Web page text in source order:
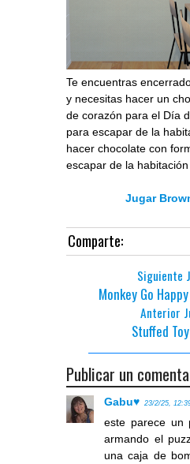
Te encuentras
y necesitas hacer un
de corazón para el Día
para escapar de la
hacer chocolate con
escapar de la
Jugar
Comparte:
Siguiente
Monkey Go
Anterior
Stuffed
Publicar un
Gabu♥ 23/2/25,
este parece un
armando el
una caja de